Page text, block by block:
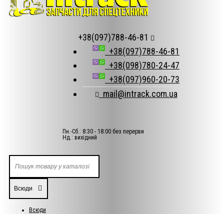
+38(097)788-46-81
+38(097)788-46-81
+38(098)780-24-47
+38(097)960-20-73
mail@intrack.com.ua
Пн.-Сб.: 8:30 - 18:00 без перерви
Нд.: вихідний
Всюди
Всюди